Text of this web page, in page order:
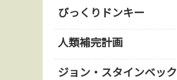
びっくりドンキー
人類補完計画
ジョン・スタインベック